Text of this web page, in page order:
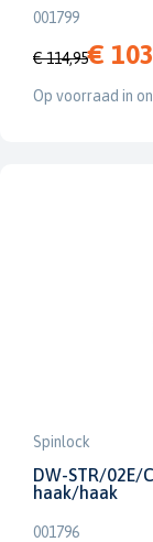
001799
€ 114,95€
Op voorraad in
Spinlock
DW-STR/02E/
haak/haak
001796